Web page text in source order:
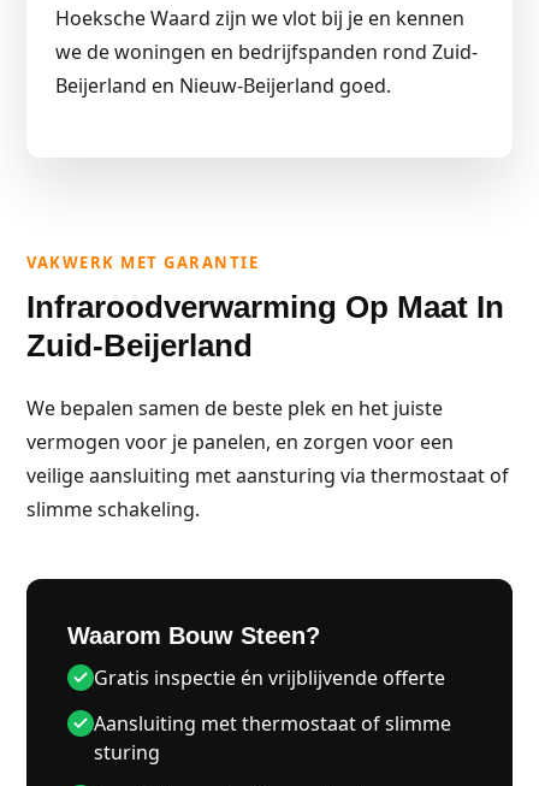
Hoeksche Waard zijn we vlot bij je en kennen
we de woningen en bedrijfspanden rond Zuid-
Beijerland en Nieuw-Beijerland goed.
VAKWERK MET GARANTIE
Infraroodverwarming Op Maat In
Zuid-Beijerland
We bepalen samen de beste plek en het juiste
vermogen voor je panelen, en zorgen voor een
veilige aansluiting met aansturing via thermostaat of
slimme schakeling.
Waarom Bouw Steen?
Gratis inspectie én vrijblijvende offerte
Aansluiting met thermostaat of slimme
sturing